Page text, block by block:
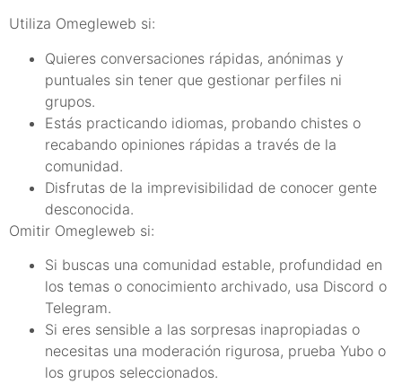
Utiliza Omegleweb si:
Quieres conversaciones rápidas, anónimas y
puntuales sin tener que gestionar perfiles ni
grupos.
Estás practicando idiomas, probando chistes o
recabando opiniones rápidas a través de la
comunidad.
Disfrutas de la imprevisibilidad de conocer gente
desconocida.
Omitir Omegleweb si:
Si buscas una comunidad estable, profundidad en
los temas o conocimiento archivado, usa Discord o
Telegram.
Si eres sensible a las sorpresas inapropiadas o
necesitas una moderación rigurosa, prueba Yubo o
los grupos seleccionados.